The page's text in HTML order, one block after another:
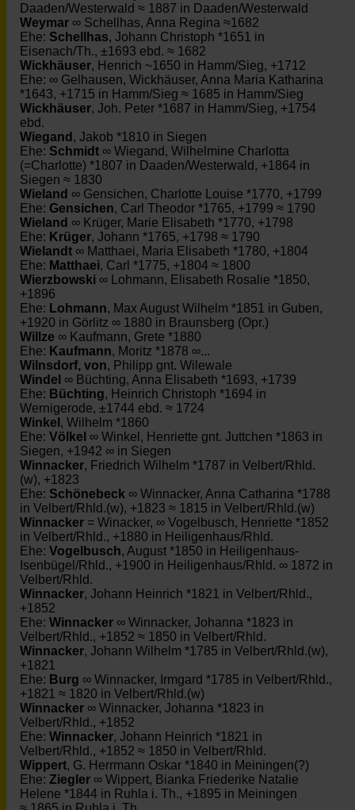
Daaden/Westerwald ≈ 1887 in Daaden/Westerwald
Weymar ∞ Schellhas, Anna Regina ≈1682
Ehe: Schellhas, Johann Christoph *1651 in
Eisenach/Th., ±1693 ebd. ≈ 1682
Wickhäuser, Henrich ~1650 in Hamm/Sieg, +1712
Ehe: ∞ Gelhausen, Wickhäuser, Anna Maria Katharina
*1643, +1715 in Hamm/Sieg ≈ 1685 in Hamm/Sieg
Wickhäuser, Joh. Peter *1687 in Hamm/Sieg, +1754
ebd.
Wiegand , Jakob *1810 in Siegen
Ehe: Schmidt ∞ Wiegand, Wilhelmine Charlotta
(=Charlotte) *1807 in Daaden/Westerwald, +1864 in
Siegen ≈ 1830
Wieland ∞ Gensichen, Charlotte Louise *1770, +1799
Ehe: Gensichen, Carl Theodor *1765, +1799 ≈ 1790
Wieland ∞ Krüger, Marie Elisabeth *1770, +1798
Ehe: Krüger, Johann *1765, +1798 ≈ 1790
Wielandt ∞ Matthaei, Maria Elisabeth *1780, +1804
Ehe: Matthaei, Carl *1775, +1804 ≈ 1800
Wierzbowski ∞ Lohmann, Elisabeth Rosalie *1850,
+1896
Ehe: Lohmann, Max August Wilhelm *1851 in Guben,
+1920 in Görlitz ∞ 1880 in Braunsberg (Opr.)
Willze ∞ Kaufmann, Grete *1880
Ehe: Kaufmann, Moritz *1878 ∞...
Wilnsdorf, von, Philipp gnt. Wilewale
Windel ∞ Büchting, Anna Elisabeth *1693, +1739
Ehe: Büchting, Heinrich Christoph *1694 in
Wernigerode, ±1744 ebd. ≈ 1724
Winkel , Wilhelm *1860
Ehe: Völkel ∞ Winkel, Henriette gnt. Juttchen *1863 in
Siegen, +1942 ∞ in Siegen
Winnacker, Friedrich Wilhelm *1787 in Velbert/Rhld.
(w), +1823
Ehe: Schönebeck ∞ Winnacker, Anna Catharina *1788
in Velbert/Rhld.(w), +1823 ≈ 1815 in Velbert/Rhld.(w)
Winnacker = Winacker, ∞ Vogelbusch, Henriette *1852
in Velbert/Rhld., +1880 in Heiligenhaus/Rhld.
Ehe: Vogelbusch, August *1850 in Heiligenhaus-
Isenbügel/Rhld., +1900 in Heiligenhaus/Rhld. ∞ 1872 in
Velbert/Rhld.
Winnacker, Johann Heinrich *1821 in Velbert/Rhld.,
+1852
Ehe: Winnacker ∞ Winnacker, Johanna *1823 in
Velbert/Rhld., +1852 ≈ 1850 in Velbert/Rhld.
Winnacker, Johann Wilhelm *1785 in Velbert/Rhld.(w),
+1821
Ehe: Burg ∞ Winnacker, Irmgard *1785 in Velbert/Rhld.,
+1821 ≈ 1820 in Velbert/Rhld.(w)
Winnacker ∞ Winnacker, Johanna *1823 in
Velbert/Rhld., +1852
Ehe: Winnacker, Johann Heinrich *1821 in
Velbert/Rhld., +1852 ≈ 1850 in Velbert/Rhld.
Wippert, G. Herrmann Oskar *1840 in Meiningen(?)
Ehe: Ziegler ∞ Wippert, Bianka Friederike Natalie
Helene *1844 in Ruhla i. Th., +1895 in Meiningen